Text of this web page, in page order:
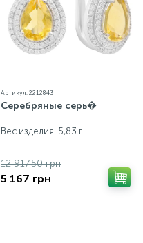
Артикул: 2212843
Серебряные серь�
Вес изделия: 5,83 г.
12 917.50 грн
5 167 грн